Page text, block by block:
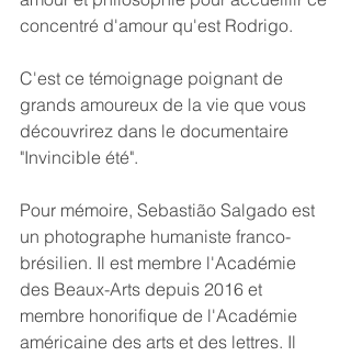
concentré d'amour qu'est Rodrigo.
C'est ce témoignage poignant de
grands amoureux de la vie que vous
découvrirez dans le documentaire
"Invincible été".
Pour mémoire, Sebastião Salgado est
un photographe humaniste franco-
brésilien. Il est membre l'Académie
des Beaux-Arts depuis 2016 et
membre honorifique de l'Académie
américaine des arts et des lettres. Il